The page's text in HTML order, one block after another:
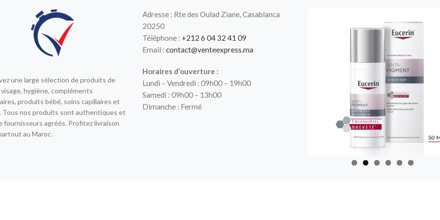
une large sélection de produits de
hygiène, compléments
produits bébé, soins capillaires et
Tous nos produits sont authentiques et
fournisseurs agréés. Profitez livraison
au Maroc.
Adresse : Rte des Oulad Ziane, Casablanca
20250
Téléphone : +212 6 04 32 41 09
Email : contact@venteexpress.ma
Horaires d’ouverture :
Lundi – Vendredi : 09h00 – 19h00
Samedi : 09h00 – 13h00
Dimanche : Fermé